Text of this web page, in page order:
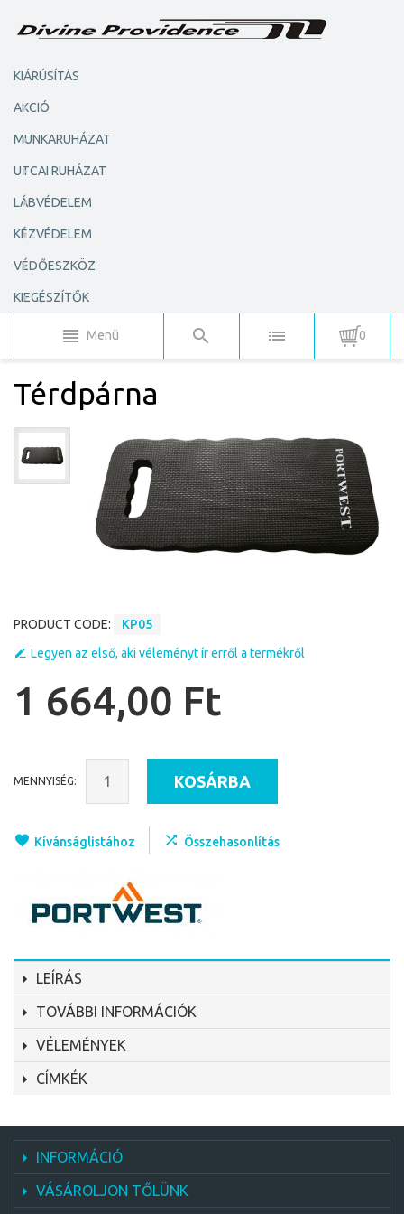
KIÁRÚSÍTÁS
AKCIÓ
MUNKARUHÁZAT
UTCAI RUHÁZAT
LÁBVÉDELEM
KÉZVÉDELEM
VÉDŐESZKÖZ
KIEGÉSZÍTŐK
Menü 0
Térdpárna
PRODUCT CODE:
KP05
Legyen az első, aki véleményt ír erről a termékről
1 664,00 Ft
MENNYISÉG: KOSÁRBA
Kívánságlistához Összehasonlítás
LEÍRÁS
TOVÁBBI INFORMÁCIÓK
VÉLEMÉNYEK
CÍMKÉK
INFORMÁCIÓ
VÁSÁROLJON TŐLÜNK